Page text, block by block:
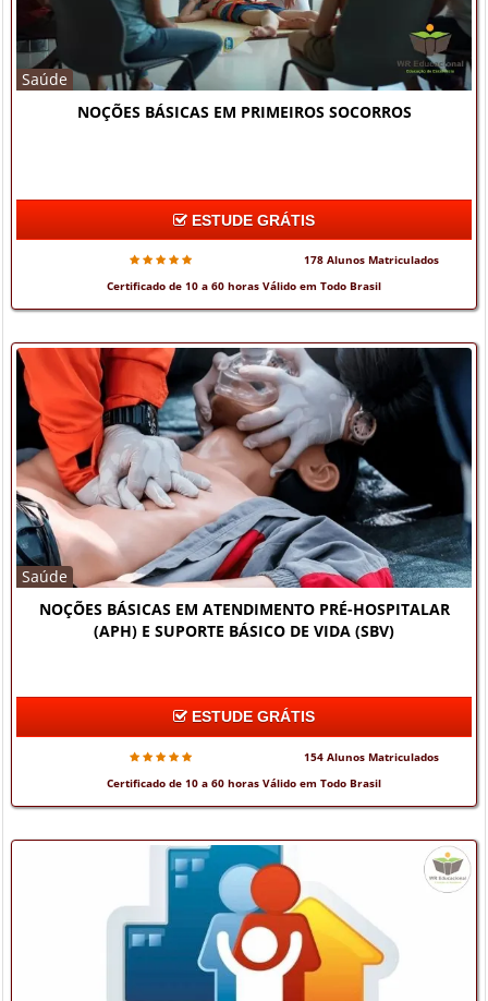
Saúde
NOÇÕES BÁSICAS EM PRIMEIROS SOCORROS
ESTUDE GRÁTIS
178 Alunos Matriculados
Certificado de 10 a 60 horas Válido em Todo Brasil
Saúde
NOÇÕES BÁSICAS EM ATENDIMENTO PRÉ-HOSPITALAR
(APH) E SUPORTE BÁSICO DE VIDA (SBV)
ESTUDE GRÁTIS
154 Alunos Matriculados
Certificado de 10 a 60 horas Válido em Todo Brasil